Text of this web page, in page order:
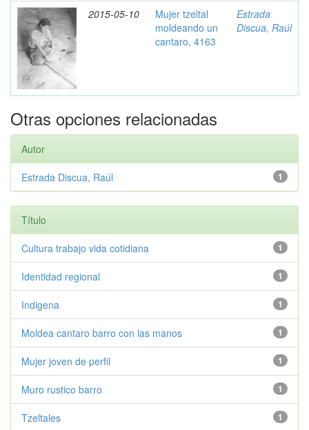
2015-05-10
Mujer tzeltal
moldeando un
cantaro, 4163
Estrada
Discua, Raúl
Otras opciones relacionadas
Autor
1
Estrada Discua, Raúl
Título
1
Cultura trabajo vida cotidiana
1
Identidad regional
1
Indigena
1
Moldea cantaro barro con las manos
1
Mujer joven de perfil
1
Muro rustico barro
1
Tzeltales